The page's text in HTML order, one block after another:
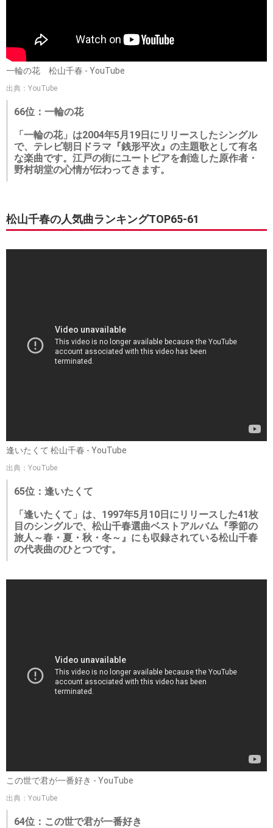
一輪の花 松山千春 - YouTube
出典：YouTube
66位：一輪の花
「一輪の花」は2004年5月19日にリリースしたシングル
で、テレビ朝日ドラマ『銭形平次』の主題歌として有名
な楽曲です。江戸の街にユートピアを創造した原作者・
野村胡堂の心情が伝わってきます。
松山千春の人気曲ランキングTOP65-61
逢いたくて 松山千春 - YouTube
出典：YouTube
65位：逢いたくて
「逢いたくて」は、1997年5月10日にリリースした41枚
目のシングルで、松山千春選曲ベストアルバム『季節の
旅人～春・夏・秋・冬～』にも収録されている松山千春
の代表曲のひとつです。
この世で君が一番好き - YouTube
出典：YouTube
64位：この世で君が一番好き